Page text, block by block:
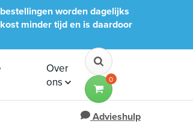
worden dagelijks
minder tijd en is daardoor
Over
ons
0
Advieshulp